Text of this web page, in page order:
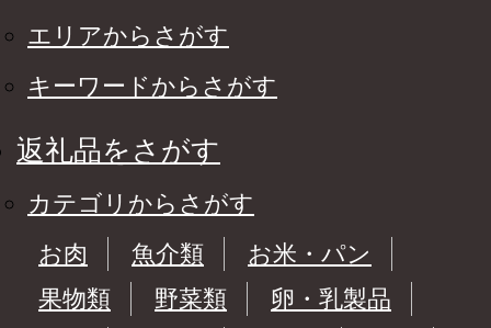
エリアからさがす
キーワードからさがす
返礼品をさがす
カテゴリからさがす
お肉
魚介類
お米・パン
果物類
野菜類
卵・乳製品